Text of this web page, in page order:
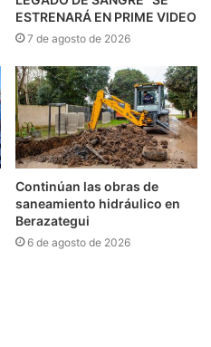
ESTRENARÁ EN PRIME VIDEO
7 de agosto de 2026
Continúan las obras de
saneamiento hidráulico en
Berazategui
6 de agosto de 2026